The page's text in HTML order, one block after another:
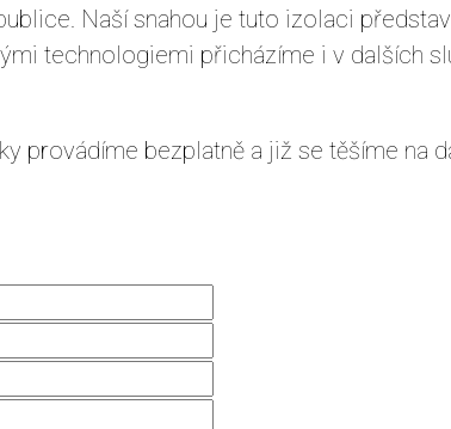
Naší snahou je tuto izolaci
technologiemi přicházíme i v dalších
provádíme bezplatně a již se těšíme na